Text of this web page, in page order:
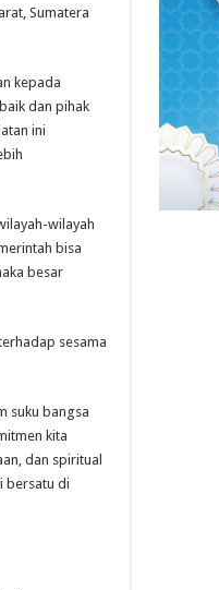
Sumatera
kepada
dan pihak
ini
wilayah
bisa
besar
sesama
suku bangsa
kita
dan spiritual
bersatu di